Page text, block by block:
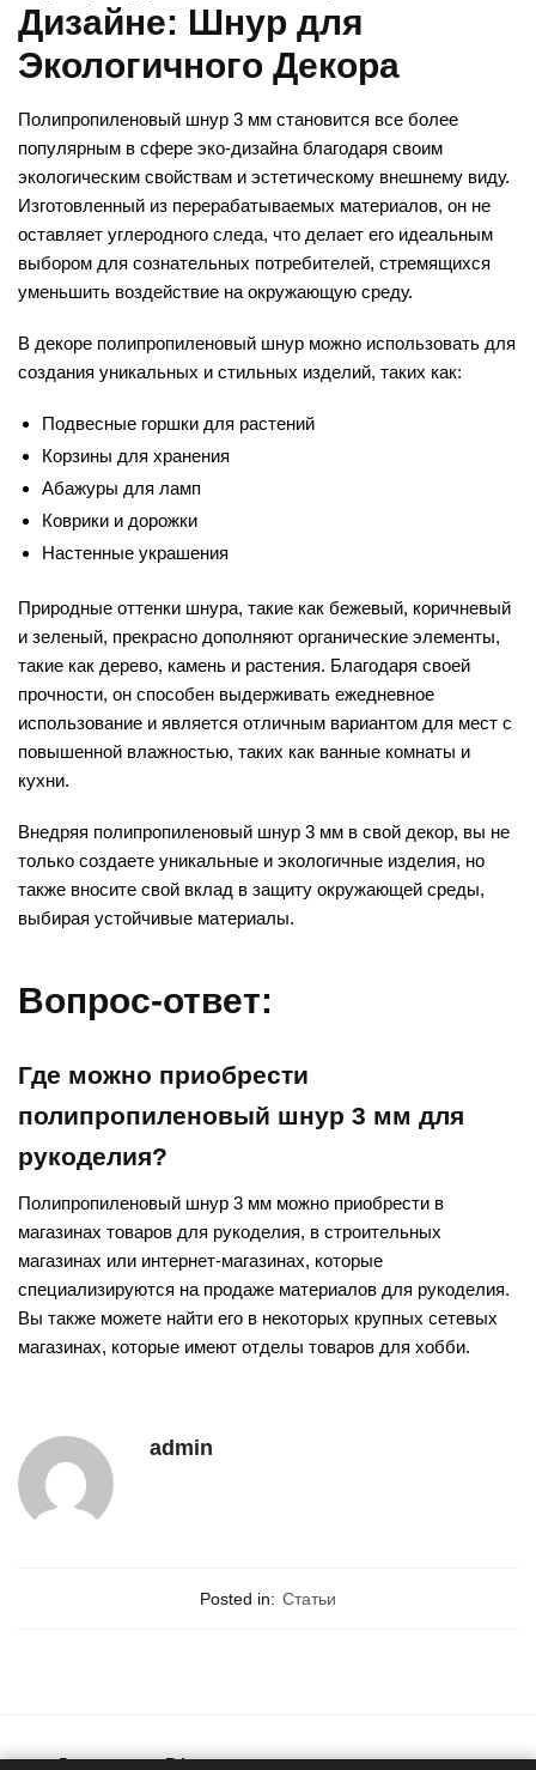
Дизайне: Шнур для
Экологичного Декора
Полипропиленовый шнур 3 мм становится все более
популярным в сфере эко-дизайна благодаря своим
экологическим свойствам и эстетическому внешнему виду.
Изготовленный из перерабатываемых материалов, он не
оставляет углеродного следа, что делает его идеальным
выбором для сознательных потребителей, стремящихся
уменьшить воздействие на окружающую среду.
В декоре полипропиленовый шнур можно использовать для
создания уникальных и стильных изделий, таких как:
Подвесные горшки для растений
Корзины для хранения
Абажуры для ламп
Коврики и дорожки
Настенные украшения
Природные оттенки шнура, такие как бежевый, коричневый
и зеленый, прекрасно дополняют органические элементы,
такие как дерево, камень и растения. Благодаря своей
прочности, он способен выдерживать ежедневное
использование и является отличным вариантом для мест с
повышенной влажностью, таких как ванные комнаты и
кухни.
Внедряя полипропиленовый шнур 3 мм в свой декор, вы не
только создаете уникальные и экологичные изделия, но
также вносите свой вклад в защиту окружающей среды,
выбирая устойчивые материалы.
Вопрос-ответ:
Где можно приобрести
полипропиленовый шнур 3 мм для
рукоделия?
Полипропиленовый шнур 3 мм можно приобрести в
магазинах товаров для рукоделия, в строительных
магазинах или интернет-магазинах, которые
специализируются на продаже материалов для рукоделия.
Вы также можете найти его в некоторых крупных сетевых
магазинах, которые имеют отделы товаров для хобби.
admin
Posted in: Статьи
Доставка по РФ